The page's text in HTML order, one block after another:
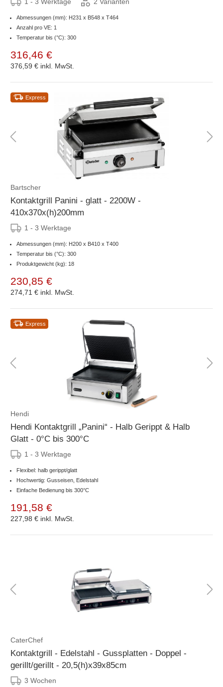
2 Varianten
Abmessungen (mm): H231 x B548 x T464
Anzahl pro VE: 1
Temperatur bis (°C): 300
316,46 €
376,59 € inkl. MwSt.
Express
Bartscher
Kontaktgrill Panini - glatt - 2200W -
410x370x(h)200mm
1 - 3 Werktage
Abmessungen (mm): H200 x B410 x T400
Temperatur bis (°C): 300
Produktgewicht (kg): 18
230,85 €
274,71 € inkl. MwSt.
Express
Hendi
Hendi Kontaktgrill „Panini“ - Halb Gerippt & Halb
Glatt - 0°C bis 300°C
1 - 3 Werktage
Flexibel: halb gerippt/glatt
Hochwertig: Gusseisen, Edelstahl
Einfache Bedienung bis 300°C
191,58 €
227,98 € inkl. MwSt.
CaterChef
Kontaktgrill - Edelstahl - Gussplatten - Doppel -
gerillt/gerillt - 20,5(h)x39x85cm
3 Wochen